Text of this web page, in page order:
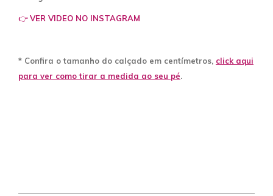
👉VER VIDEO NO INSTAGRAM
* Confira o tamanho do calçado em centímetros, click aqui
para ver como tirar a medida ao seu pé.